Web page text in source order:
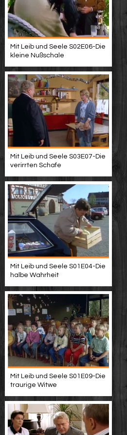
Mit Leib und Seele S02E06-Die
kleine Nußschale
Mit Leib und Seele S03E07-Die
verirrten Schafe
Mit Leib und Seele S01E04-Die
halbe Wahrheit
Mit Leib und Seele S01E09-Die
traurige Witwe